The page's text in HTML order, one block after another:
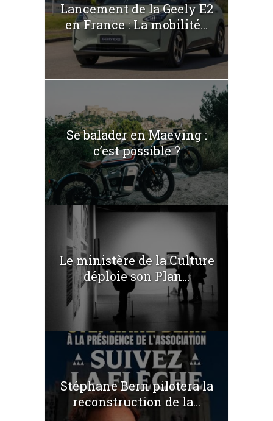
Lancement de la Geely E2
en France : La mobilité...
Se balader en Maeving :
c’est possible ?
Le ministère de la Culture
déploie son Plan...
Stéphane Bern pilotera la
reconstruction de la...